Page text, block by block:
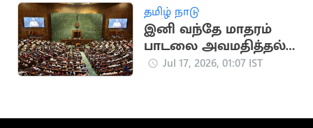
தமிழ் நாடு
இனி வந்தே மாதரம்
பாடலை அவமதித்தல்
தண்டனை நிச்சயம்
Jul 17, 2026, 01:07 IST